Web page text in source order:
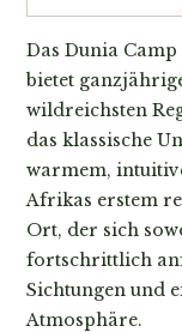
Das Dunia
bietet
wildreichsten
das klassische
warmem,
Afrikas erstem
Ort, der sich
fortschrittlich
Sichtungen und
Atmosphäre.